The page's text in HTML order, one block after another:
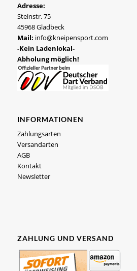
Adresse:
Steinstr. 75
45968 Gladbeck
Mail: info@kneipensport.com
-Kein Ladenlokal-
Abholung möglich!
INFORMATIONEN
Zahlungsarten
Versandarten
AGB
Kontakt
Newsletter
ZAHLUNG UND VERSAND